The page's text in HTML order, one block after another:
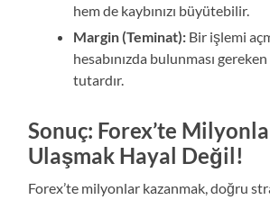
hem de kaybınızı büyütebilir.
Margin (Teminat): Bir işlemi
hesabınızda bulunması
tutardır.
Sonuç: Forex’te
Ulaşmak Hayal Değil!
Forex’te milyonlar kazanmak, doğru